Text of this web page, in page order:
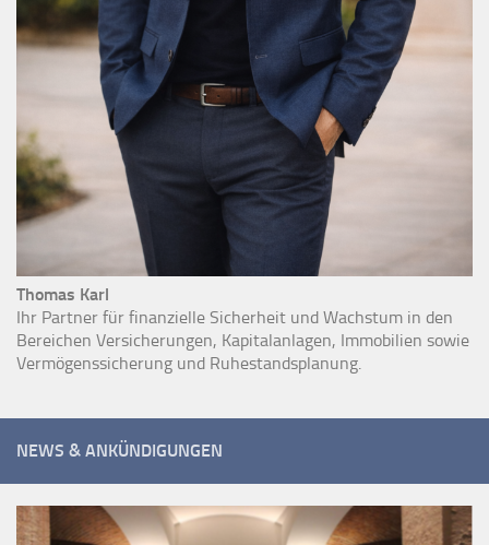
Thomas Karl
Ihr Partner für finanzielle Sicherheit und Wachstum in den
Bereichen Versicherungen, Kapitalanlagen, Immobilien sowie
Vermögenssicherung und Ruhestandsplanung.
NEWS & ANKÜNDIGUNGEN